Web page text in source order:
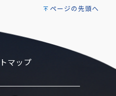
ページの先頭へ
マップ